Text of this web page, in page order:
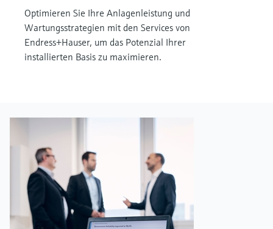
Optimieren Sie Ihre Anlagenleistung und
Wartungsstrategien mit den Services von
Endress+Hauser, um das Potenzial Ihrer
installierten Basis zu maximieren.